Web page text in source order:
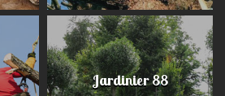
Jardinier 88